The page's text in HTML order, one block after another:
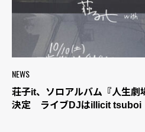
NEWS
荘子it、ソロアルバム『人生劇
決定 ライブDJはillicit tsuboi